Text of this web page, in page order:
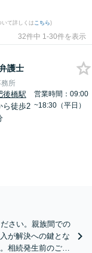
いて詳しくは こちら)
32件中 1-30件を表示
護士
所
後橋駅
ら徒歩2
営業時間：09:00
~18:30（平日）
さい。親族間での
が解決への鍵とな
相続発生前のご相